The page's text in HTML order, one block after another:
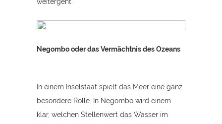
Negombo oder das Vermächtnis des Ozeans
In einem Inselstaat spielt das Meer eine ganz
besondere Rolle. In Negombo wird einem
klar, welchen Stellenwert das Wasser im